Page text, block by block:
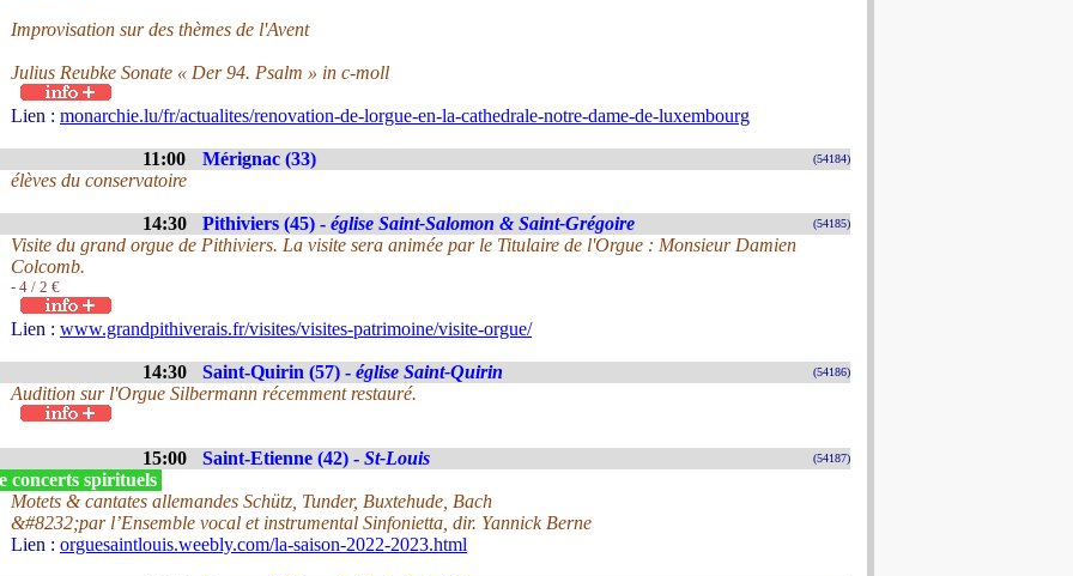
Improvisation sur des thèmes de l'Avent
Julius Reubke Sonate « Der 94. Psalm » in c-moll
Lien : monarchie.lu/fr/actualites/renovation-de-lorgue-en-la-cathedrale-notre-dame-de-luxembourg
11:00 Mérignac (33) (54184)
élèves du conservatoire
14:30 Pithiviers (45) - église Saint-Salomon & Saint-Grégoire (54185)
Visite du grand orgue de Pithiviers. La visite sera animée par le Titulaire de l'Orgue : Monsieur Damien
Colcomb.
- 4 / 2 €
Lien : www.grandpithiverais.fr/visites/visites-patrimoine/visite-orgue/
14:30 Saint-Quirin (57) - église Saint-Quirin (54186)
Audition sur l'Orgue Silbermann récemment restauré.
15:00 Saint-Etienne (42) - St-Louis (54187)
concerts spirituels
Motets & cantates allemandes Schütz, Tunder, Buxtehude, Bach
&#8232;par l’Ensemble vocal et instrumental Sinfonietta, dir. Yannick Berne
Lien : orguesaintlouis.weebly.com/la-saison-2022-2023.html